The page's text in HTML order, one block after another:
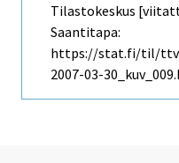
Tilastokeskus
Saantitapa:
https://stat.fi/til/ttvi/
2007-03-